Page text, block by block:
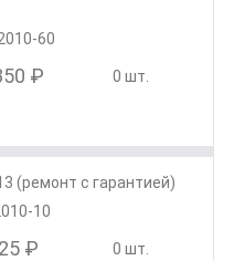
60
₽ 0 шт.
(ремонт с гарантией)
10
₽ 0 шт.